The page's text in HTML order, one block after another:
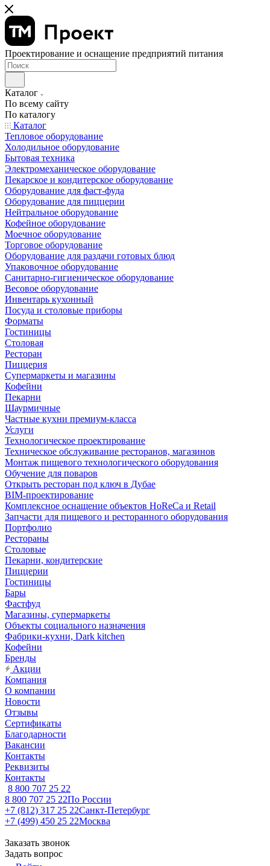
Проектирование и оснащение предприятий питания
Каталог
По всему сайту
По каталогу
Каталог
Тепловое оборудование
Холодильное оборудование
Бытовая техника
Электромеханическое оборудование
Пекарское и кондитерское оборудование
Оборудование для фаст-фуда
Оборудование для пиццерии
Нейтральное оборудование
Кофейное оборудование
Моечное оборудование
Торговое оборудование
Оборудование для раздачи готовых блюд
Упаковочное оборудование
Санитарно-гигиеническое оборудование
Весовое оборудование
Инвентарь кухонный
Посуда и столовые приборы
Форматы
Гостиницы
Столовая
Ресторан
Пиццерия
Супермаркеты и магазины
Кофейни
Пекарни
Шаурмичные
Частные кухни премиум-класса
Услуги
Технологическое проектирование
Техническое обслуживание ресторанов, магазинов
Монтаж пищевого технологического оборудования
Обучение для поваров
Открыть ресторан под ключ в Дубае
BIM-проектирование
Комплексное оснащение объектов HoReCa и Retail
Запчасти для пищевого и ресторанного оборудования
Портфолио
Рестораны
Столовые
Пекарни, кондитерские
Пиццерии
Гостиницы
Бары
Фастфуд
Магазины, супермаркеты
Объекты социального назначения
Фабрики-кухни, Dark kitchen
Кофейни
Бренды
Акции
Компания
О компании
Новости
Отзывы
Сертификаты
Благодарности
Вакансии
Контакты
Реквизиты
Контакты
8 800 707 25 22
8 800 707 25 22По России
+7 (812) 317 25 22Санкт-Петербург
+7 (499) 450 25 22Москва
Заказать звонок
Задать вопрос